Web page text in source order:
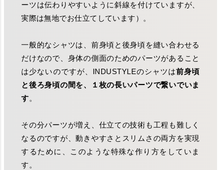
ーツは伝わりやすいように斜線を付けていますが、
実際は無地でお仕立てしています）。
一般的なシャツは、前身頃と後身頃を縫い合わせる
だけなので、身体の側面のためのパーツがあること
は少ないのですが、INDUSTYLEのシャツは前身頃
と後ろ身頃の間を、１枚の長いパーツで繋いでいま
す。
その分パーツが増え、仕立ての技術も工程も難しく
なるのですが、動きやすさとスリムさの両方を実現
するために、このような特殊な作り方をしていま
す。